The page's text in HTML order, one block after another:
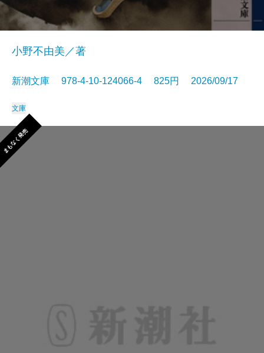
小野不由美／著
新潮文庫 978-4-10-124066-4 825円 2026/09/17
文庫
まもなく発売